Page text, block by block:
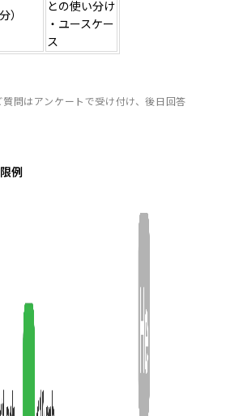
）
との使い分け
・ユースケー
ス
問はアンケートで受け付け、後日回答
例